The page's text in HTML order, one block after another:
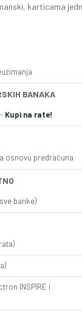
karticama
BANAKA
Kupi na rate!
osnovu predračuna
banke)
INSPIRE i